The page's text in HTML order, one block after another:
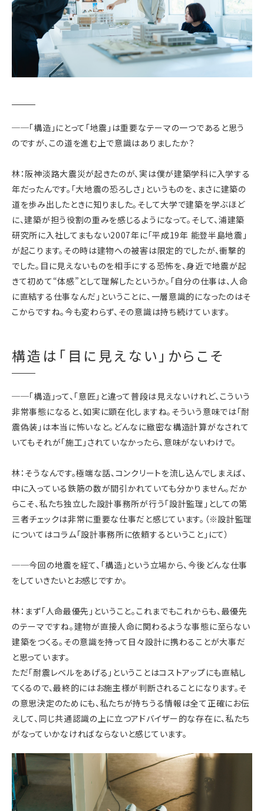
──「構造」にとって「地震」は重要なテーマの一つであると思う
のですが、この道を進む上で意識はありましたか？
林：阪神淡路大震災が起きたのが、実は僕が建築学科に入学する
年だったんです。「大地震の恐ろしさ」というものを、まさに建築の
道を歩み出したときに知りました。そして大学で建築を学ぶほど
に、建築が担う役割の重みを感じるようになって。そして、浦建築
研究所に入社してまもない2007年に「平成19年 能登半島地震」
が起こります。その時は建物への被害は限定的でしたが、衝撃的
でした。目に見えないものを相手にする恐怖を、身近で地震が起
きて初めて“体感”として理解したというか。「自分の仕事は、人命
に直結する仕事なんだ」ということに、一層意識的になったのはそ
こからですね。今も変わらず、その意識は持ち続けています。
構造は「目に見えない」からこそ
──「構造」って、「意匠」と違って普段は見えないけれど、こういう
非常事態になると、如実に顕在化しますね。そういう意味では「耐
震偽装」は本当に怖いなと。どんなに緻密な構造計算がなされて
いてもそれが「施工」されていなかったら、意味がないわけで。
林：そうなんです。極端な話、コンクリートを流し込んでしまえば、
中に入っている鉄筋の数が間引かれていても分かりません。だか
らこそ、私たち独立した設計事務所が行う「設計監理」としての第
三者チェックは非常に重要な仕事だと感じています。（※設計監理
についてはコラム「設計事務所に依頼するということ」にて）
──今回の地震を経て、「構造」という立場から、今後どんな仕事
をしていきたいとお感じですか。
林：まず「人命最優先」ということ。これまでもこれからも、最優先
のテーマですね。建物が直接人命に関わるような事態に至らない
建築をつくる。その意識を持って日々設計に携わることが大事だ
と思っています。
ただ「耐震レベルをあげる」ということはコストアップにも直結し
てくるので、最終的にはお施主様が判断されることになります。そ
の意思決定のためにも、私たちが持ちうる情報は全て正確にお伝
えして、同じ共通認識の上に立つアドバイザー的な存在に、私たち
がなっていかなければならないと感じています。